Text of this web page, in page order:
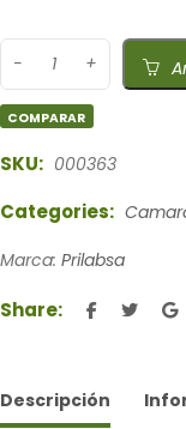
COMPARAR
SKU: 000363
Categories:
Marca: Prilabsa
Share:
Descripción